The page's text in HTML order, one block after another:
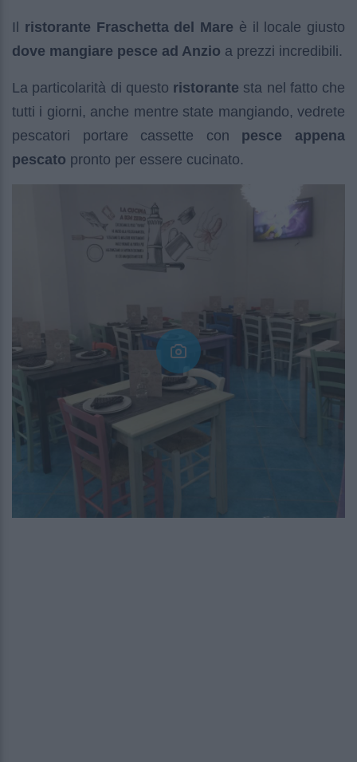
Il ristorante Fraschetta del Mare è il locale giusto
dove mangiare pesce ad Anzio a prezzi incredibili.
La particolarità di questo ristorante sta nel fatto che
tutti i giorni, anche mentre state mangiando, vedrete
pescatori portare cassette con pesce appena
pescato pronto per essere cucinato.